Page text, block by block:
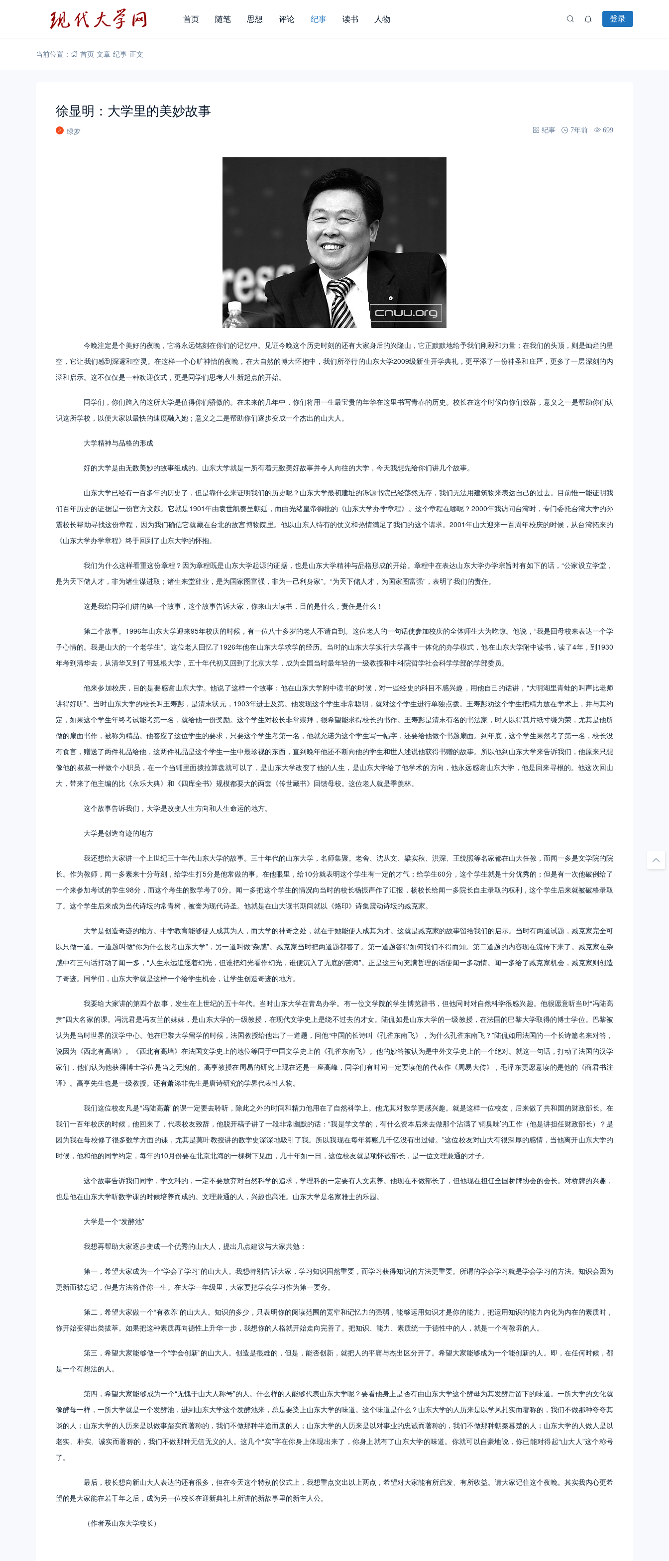
首页 随笔 思想 评论 纪事 读书 人物 登录
当前位置： 首页-文章-纪事-正文
徐显明：大学里的美妙故事
绿萝 纪事 7年前 699
今晚注定是个美好的夜晚，它将永远铭刻在你们的记忆中。见证今晚这个历史时刻的还有大家身后的兴隆山，它正默默地给予我们刚毅和力量；在我们的头顶，则是灿烂的星
空，它让我们感到深邃和空灵。在这样一个心旷神怡的夜晚，在大自然的博大怀抱中，我们所举行的山东大学2009级新生开学典礼，更平添了一份神圣和庄严，更多了一层深刻的内
涵和启示。这不仅仅是一种欢迎仪式，更是同学们思考人生新起点的开始。
同学们，你们跨入的这所大学是值得你们骄傲的。在未来的几年中，你们将用一生最宝贵的年华在这里书写青春的历史。校长在这个时候向你们致辞，意义之一是帮助你们认
识这所学校，以便大家以最快的速度融入她；意义之二是帮助你们逐步变成一个杰出的山大人。
大学精神与品格的形成
好的大学是由无数美妙的故事组成的。山东大学就是一所有着无数美好故事并令人向往的大学，今天我想先给你们讲几个故事。
山东大学已经有一百多年的历史了，但是靠什么来证明我们的历史呢？山东大学最初建址的泺源书院已经荡然无存，我们无法用建筑物来表达自己的过去。目前惟一能证明我
们百年历史的证据是一份官方文献。它就是1901年由袁世凯奏呈朝廷，而由光绪皇帝御批的《山东大学办学章程》。这个章程在哪呢？2000年我访问台湾时，专门委托台湾大学的孙
震校长帮助寻找这份章程，因为我们确信它就藏在台北的故宫博物院里。他以山东人特有的仗义和热情满足了我们的这个请求。2001年山大迎来一百周年校庆的时候，从台湾拓来的
《山东大学办学章程》终于回到了山东大学的怀抱。
我们为什么这样看重这份章程？因为章程既是山东大学起源的证据，也是山东大学精神与品格形成的开始。章程中在表达山东大学办学宗旨时有如下的话，“公家设立学堂，
是为天下储人才，非为诸生谋进取；诸生来堂肄业，是为国家图富强，非为一己利身家”。“为天下储人才，为国家图富强”，表明了我们的责任。
这是我给同学们讲的第一个故事，这个故事告诉大家，你来山大读书，目的是什么，责任是什么！
第二个故事。1996年山东大学迎来95年校庆的时候，有一位八十多岁的老人不请自到。这位老人的一句话使参加校庆的全体师生大为吃惊。他说，“我是回母校来表达一个学
子心情的。我是山大的一个老学生”。这位老人回忆了1926年他在山东大学求学的经历。当时的山东大学实行大学高中一体化的办学模式，他在山东大学附中读书，读了4年，到1930
年考到清华去，从清华又到了哥廷根大学，五十年代初又回到了北京大学，成为全国当时最年轻的一级教授和中科院哲学社会科学学部的学部委员。
他来参加校庆，目的是要感谢山东大学。他说了这样一个故事：他在山东大学附中读书的时候，对一些经史的科目不感兴趣，用他自己的话讲，“大明湖里青蛙的叫声比老师
讲得好听”。当时山东大学的校长叫王寿彭，是清末状元，1903年进士及第。他发现这个学生非常聪明，就对这个学生进行单独点拨。王寿彭劝这个学生把精力放在学术上，并与其约
定，如果这个学生年终考试能考第一名，就给他一份奖励。这个学生对校长非常崇拜，很希望能求得校长的书作。王寿彭是清末有名的书法家，时人以得其片纸寸缣为荣，尤其是他所
做的扇面书作，被称为精品。他答应了这位学生的要求，只要这个学生考第一名，他就允诺为这个学生写一幅字，还要给他做个书题扇面。到年底，这个学生果然考了第一名，校长没
有食言，赠送了两件礼品给他，这两件礼品是这个学生一生中最珍视的东西，直到晚年他还不断向他的学生和世人述说他获得书赠的故事。所以他到山东大学来告诉我们，他原来只想
像他的叔叔一样做个小职员，在一个当铺里面拨拉算盘就可以了，是山东大学改变了他的人生，是山东大学给了他学术的方向，他永远感谢山东大学，他是回来寻根的。他这次回山
大，带来了他主编的比《永乐大典》和《四库全书》规模都要大的两套《传世藏书》回馈母校。这位老人就是季羡林。
这个故事告诉我们，大学是改变人生方向和人生命运的地方。
大学是创造奇迹的地方
我还想给大家讲一个上世纪三十年代山东大学的故事。三十年代的山东大学，名师集聚。老舍、沈从文、梁实秋、洪深、王统照等名家都在山大任教，而闻一多是文学院的院
长。作为教师，闻一多素来十分苛刻，给学生打5分是他常做的事。在他眼里，给10分就表明这个学生有一定的才气；给学生60分，这个学生就是十分优秀的；但是有一次他破例给了
一个来参加考试的学生98分，而这个考生的数学考了0分。闻一多把这个学生的情况向当时的校长杨振声作了汇报，杨校长给闻一多院长自主录取的权利，这个学生后来就被破格录取
了。这个学生后来成为当代诗坛的常青树，被誉为现代诗圣。他就是在山大读书期间就以《烙印》诗集震动诗坛的臧克家。
大学是创造奇迹的地方。中学教育能够使人成其为人，而大学的神奇之处，就在于她能使人成其为才。这就是臧克家的故事留给我们的启示。当时有两道试题，臧克家完全可
以只做一道。一道题叫做“你为什么投考山东大学”，另一道叫做“杂感”。臧克家当时把两道题都答了。第一道题答得如何我们不得而知。第二道题的内容现在流传下来了。臧克家在杂
感中有三句话打动了闻一多，“人生永远追逐着幻光，但谁把幻光看作幻光，谁便沉入了无底的苦海”。正是这三句充满哲理的话使闻一多动情。闻一多给了臧克家机会，臧克家则创造
了奇迹。同学们，山东大学就是这样一个给学生机会，让学生创造奇迹的地方。
我要给大家讲的第四个故事，发生在上世纪的五十年代。当时山东大学在青岛办学。有一位文学院的学生博览群书，但他同时对自然科学很感兴趣。他很愿意听当时“冯陆高
萧”四大名家的课。冯沅君是冯友兰的妹妹，是山东大学的一级教授，在现代文学史上是绕不过去的才女。陆侃如是山东大学的一级教授，在法国的巴黎大学取得的博士学位。巴黎被
认为是当时世界的汉学中心。他在巴黎大学留学的时候，法国教授给他出了一道题，问他“中国的长诗叫《孔雀东南飞》，为什么孔雀东南飞？”陆侃如用法国的一个长诗篇名来对答，
说因为《西北有高墙》。《西北有高墙》在法国文学史上的地位等同于中国文学史上的《孔雀东南飞》。他的妙答被认为是中外文学史上的一个绝对。就这一句话，打动了法国的汉学
家们，他们认为他获得博士学位是当之无愧的。高亨教授在周易的研究上现在还是一座高峰，同学们有时间一定要读他的代表作《周易大传》，毛泽东更愿意读的是他的《商君书注
译》。高亨先生也是一级教授。还有萧涤非先生是唐诗研究的学界代表性人物。
我们这位校友凡是“冯陆高萧”的课一定要去聆听，除此之外的时间和精力他用在了自然科学上。他尤其对数学更感兴趣。就是这样一位校友，后来做了共和国的财政部长。在
我们一百年校庆的时候，他回来了，代表校友致辞，他脱开稿子讲了一段非常幽默的话：“我是学文学的，有什么资本后来去做那个沾满了‘铜臭味’的工作（他是讲担任财政部长）？是
因为我在母校修了很多数学方面的课，尤其是莫叶教授讲的数学史深深地吸引了我。所以我现在每年算账几千亿没有出过错。”这位校友对山大有很深厚的感情，当他离开山东大学的
时候，他和他的同学约定，每年的10月份要在北京北海的一棵树下见面，几十年如一日，这位校友就是项怀诚部长，是一位文理兼通的才子。
这个故事告诉我们同学，学文科的，一定不要放弃对自然科学的追求，学理科的一定要有人文素养。他现在不做部长了，但他现在担任全国桥牌协会的会长。对桥牌的兴趣，
也是他在山东大学听数学课的时候培养而成的。文理兼通的人，兴趣也高雅。山东大学是名家雅士的乐园。
大学是一个“发酵池”
我想再帮助大家逐步变成一个优秀的山大人，提出几点建议与大家共勉：
第一，希望大家成为一个“学会了学习”的山大人。我想特别告诉大家，学习知识固然重要，而学习获得知识的方法更重要。所谓的学会学习就是学会学习的方法。知识会因为
更新而被忘记，但是方法将伴你一生。在大学一年级里，大家要把学会学习作为第一要务。
第二，希望大家做一个“有教养”的山大人。知识的多少，只表明你的阅读范围的宽窄和记忆力的强弱，能够运用知识才是你的能力，把运用知识的能力内化为内在的素质时，
你开始变得出类拔萃。如果把这种素质再向德性上升华一步，我想你的人格就开始走向完善了。把知识、能力、素质统一于德性中的人，就是一个有教养的人。
第三，希望大家能够做一个“学会创新”的山大人。创造是很难的，但是，能否创新，就把人的平庸与杰出区分开了。希望大家能够成为一个能创新的人。即，在任何时候，都
是一个有想法的人。
第四，希望大家能够成为一个“无愧于山大人称号”的人。什么样的人能够代表山东大学呢？要看他身上是否有由山东大学这个酵母为其发酵后留下的味道。一所大学的文化就
像酵母一样，一所大学就是一个发酵池，进到山东大学这个发酵池来，总是要染上山东大学的味道。这个味道是什么？山东大学的人历来是以学风扎实而著称的，我们不做那种夸夸其
谈的人；山东大学的人历来是以做事踏实而著称的，我们不做那种半途而废的人；山东大学的人历来是以对事业的忠诚而著称的，我们不做那种朝秦暮楚的人；山东大学的人做人是以
老实、朴实、诚实而著称的，我们不做那种无信无义的人。这几个“实”字在你身上体现出来了，你身上就有了山东大学的味道。你就可以自豪地说，你已能对得起“山大人”这个称号
了。
最后，校长想向新山大人表达的还有很多，但在今天这个特别的仪式上，我想重点突出以上两点，希望对大家能有所启发、有所收益。请大家记住这个夜晚。其实我内心更希
望的是大家能在若干年之后，成为另一位校长在迎新典礼上所讲的新故事里的新主人公。
（作者系山东大学校长）